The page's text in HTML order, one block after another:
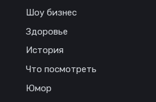
Шоу бизнес
Здоровье
История
Что посмотреть
Юмор